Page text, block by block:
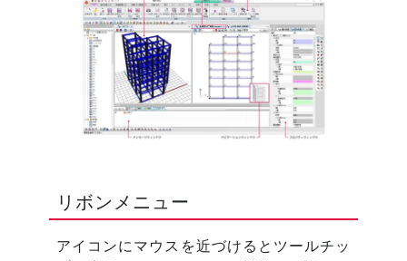
リボンメニュー
アイコンにマウスを近づけるとツールチッ